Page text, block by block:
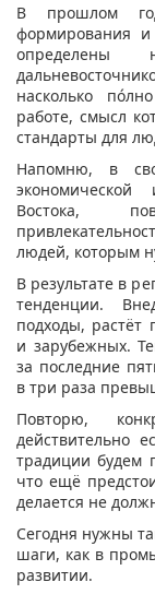
В прошлом
формирования и
определены
насколько
работе, смысл
стандарты для
Напомню, в
Востока,
людей, которым
В результате в
тенденции.
подходы,
и зарубежных.
за последние
в три раза
Повторю,
действительно
традиции будем
что ещё
делается не
Сегодня нужны
шаги, как в
развитии.